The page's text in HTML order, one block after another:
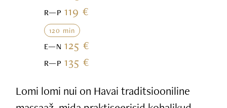
R—P119 €
120 min
E—N125 €
R—P135 €
Lomi lomi nui on Havai traditsiooniline